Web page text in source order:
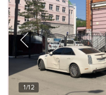
1/12